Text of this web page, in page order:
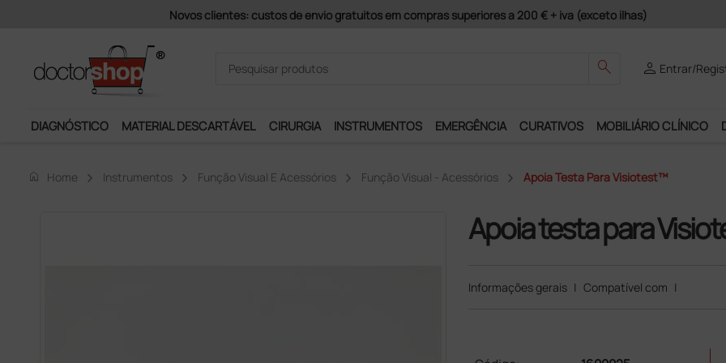
Pagamentos Seguros e Garantia
search person Entrar/
DIAGNÓSTICO MATERIAL DESCARTÁVEL CIRURGIA INSTRUMENTOS EMERGÊNCIA CURATIVOS MOBILIÁRIO CLÍNICO
home Home Instrumentos Função Visual E Acessórios Função Visual - Acessórios Apoia Testa Para Visiotest™
Apoia testa para
Informações gerais | Compatível com |